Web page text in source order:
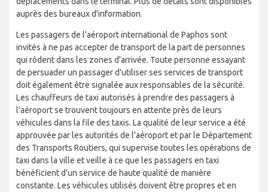
auprès des bureaux d'information.
Les passagers de l'aéroport international de Paphos sont
invités à ne pas accepter de transport de la part de personnes
qui rôdent dans les zones d'arrivée. Toute personne essayant
de persuader un passager d'utiliser ses services de transport
doit également être signalée aux responsables de la sécurité.
Les chauffeurs de taxi autorisés à prendre des passagers à
l'aéroport se trouvent toujours en attente près de leurs
véhicules dans la file des taxis. La qualité de leur service a été
approuvée par les autorités de l'aéroport et par le Département
des Transports Routiers, qui supervise toutes les opérations de
taxi dans la ville et veille à ce que les passagers en taxi
bénéficient d'un service de haute qualité de manière
constante. Les véhicules utilisés doivent être propres et en